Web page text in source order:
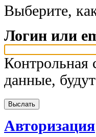
Выберите,
Логин или
Контрольная
данные,
Авторизация